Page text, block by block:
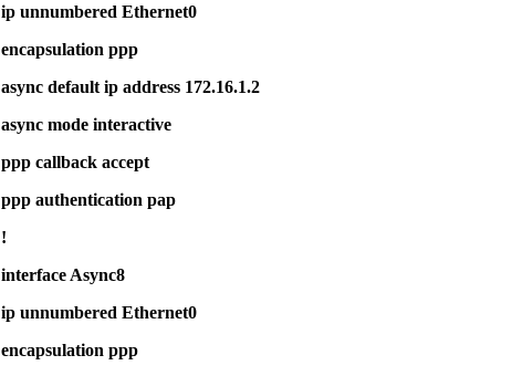
ip unnumbered Ethernet0
encapsulation ppp
async default ip address 172.16.1.2
async mode interactive
ppp callback accept
ppp authentication pap
!
interface Async8
ip unnumbered Ethernet0
encapsulation ppp